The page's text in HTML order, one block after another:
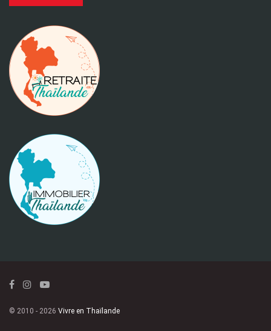
© 2010 - 2026 Vivre en Thaïlande